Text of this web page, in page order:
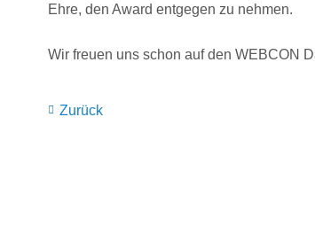
Ehre, den Award entgegen zu nehmen.
Wir freuen uns schon auf den WEBCON
Zurück